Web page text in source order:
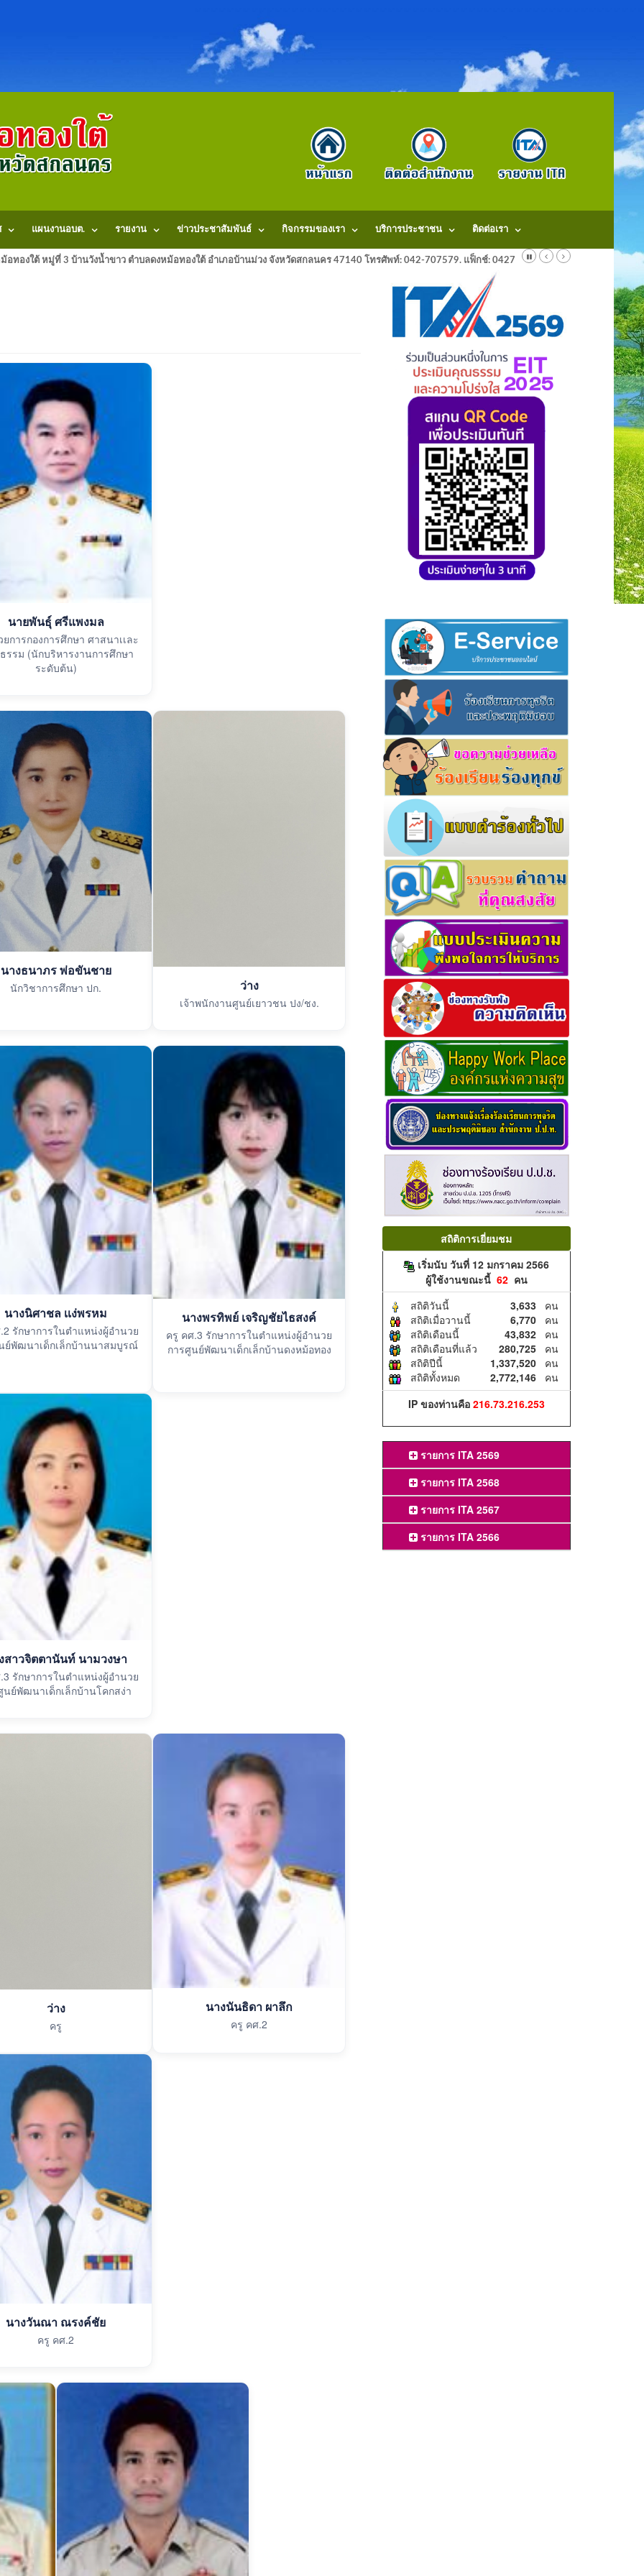
แผนงานอบต. รายงาน ข่าวประชาสัมพันธ์ กิจกรรมของเรา บริการประชาชน ติดต่อเรา
อทองใต้ หมู่ที่ 3 บ้านวังน้ำขาว ตำบลดงหม้อทองใต้ อำเภอบ้านม่วง จังหวัดสกลนคร 47140 โทรศัพท์: 042-707579. แฟ็กช์: 042707579 E-Mail:
นายพันธุ์ ศรีแพงมล
การกองการศึกษา ศาสนาเเละ
รม (นักบริหารงานการศึกษา
ระดับต้น)
นางธนาภร พ่อขันชาย
นักวิชาการศึกษา ปก. ว่าง
เจ้าพนักงานศูนย์เยาวชน ปง/ชง.
นางนิศาชล เเง่พรหม
รักษาการในตำแหน่งผู้อำนวย
ย์พัฒนาเด็กเล็กบ้านนาสมบูรณ์
นางพรทิพย์ เจริญชัยไธสงค์
ครู คศ.3 รักษาการในตำแหน่งผู้อำนวย
การศูนย์พัฒนาเด็กเล็กบ้านดงหม้อทอง
สาวจิตตานันท์ นามวงษา
รักษาการในตำแหน่งผู้อำนวย
นย์พัฒนาเด็กเล็กบ้านโคกสง่า
ว่าง
ครู
นางนันธิดา ผาลึก
ครู คศ.2
นางวันณา ณรงค์ชัย
ครู คศ.2
สถิติการเยี่ยมชม
เริ่มนับ วันที่ 12 มกราคม 2566
ผู้ใช้งานขณะนี้ 62คน
สถิติวันนี้
3,633คน
สถิติเมื่อวานนี้
6,770คน
สถิติเดือนนี้
43,832คน
สถิติเดือนที่แล้ว
280,725คน
สถิติปีนี้
1,337,520คน
สถิติทั้งหมด
2,772,146คน
IP ของท่านคือ 216.73.216.253
รายการ ITA 2569
รายการ ITA 2568
รายการ ITA 2567
รายการ ITA 2566